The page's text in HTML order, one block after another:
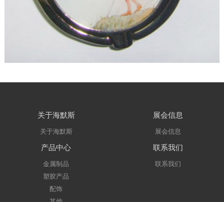
关于海默斯
关于海默斯
展会信息
展会信息
产品中心
金属制品
塑胶产品
配饰
联系我们
联系我们